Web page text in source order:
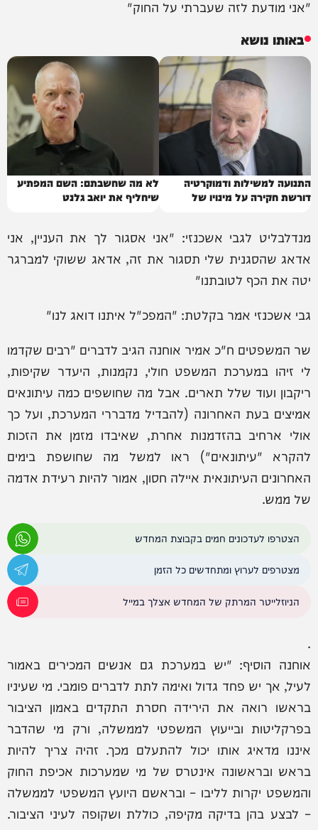
"אני מודעת לזה שעברתי על החוק"
באותו נושא
התנועה למשילות ודמוקרטיה
דורשת חקירה על מינויו של
לא מה שחשבתם: השם המפתיע
שיחליף את יואב גלנט
מנדלבליט לגבי אשכנזי: "אני אסגור לך את העניין, אני
אדאג שהסגנית שלי תסגור את זה, אדאג ששוקי למברגר
יטה את הכף לטובתנו"
גבי אשכנזי אמר בקלטת: "המפכ"ל איתנו דואג לנו"
שר המשפטים ח"כ אמיר אוחנה הגיב לדברים "רבים שקדמו
לי זיהו במערכת המשפט חולי, נקמנות, היעדר שקיפות,
ריקבון ועוד שלל תארים. אבל מה שחושפים כמה עיתונאים
אמיצים בעת האחרונה (להבדיל מדבררי המערכת, ועל כך
אולי ארחיב בהזדמנות אחרת, שאיבדו מזמן את הזכות
להקרא "עיתונאים") ראו למשל מה שחושפת בימים
האחרונים העיתונאית איילה חסון, אמור להיות רעידת אדמה
של ממש.
הצטרפו לעדכונים חמים בקבוצת המחדש
מצטרפים לערוץ ומתחדשים כל הזמן
הניוזלייטר המרתק של המחדש אצלך במייל
.
אוחנה הוסיף: "יש במערכת גם אנשים המכירים באמור
לעיל, אך יש פחד גדול ואימה לתת לדברים פומבי. מי שעיניו
בראשו רואה את הירידה חסרת התקדים באמון הציבור
בפרקליטות ובייעוץ המשפטי לממשלה, ורק מי שהדבר
איננו מדאיג אותו יכול להתעלם מכך. זהיה צריך להיות
בראש ובראשונה אינטרס של מי שמערכות אכיפת החוק
והמשפט יקרות לליבו – ובראשם היועץ המשפטי לממשלה
– לבצע בהן בדיקה מקיפה, כוללת ושקופה לעיני הציבור.